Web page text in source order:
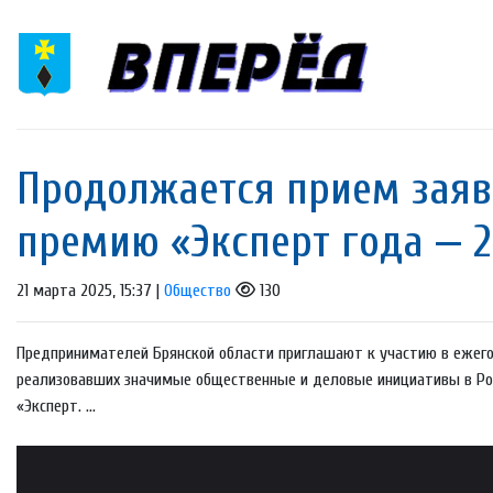
Продолжается прием
премию «Эксперт года —
21 марта 2025, 15:37 | Общество 130
Предпринимателей Брянской области приглашают к участию в
реализовавших значимые общественные и деловые инициативы в
«Эксперт. ...